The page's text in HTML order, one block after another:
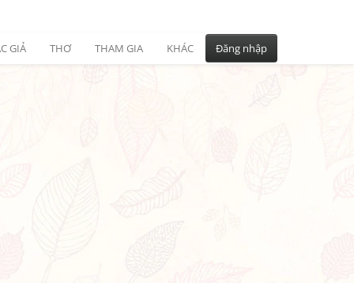
GIẢ THƠ THAM GIA KHÁC Đăng nhập